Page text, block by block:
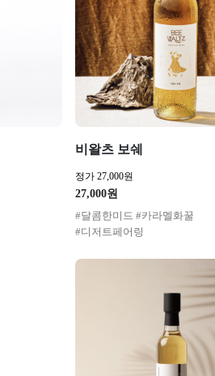
비왈츠 보쉐
정가 27,000원
27,000원
#달콤한미드 #카라멜화꿀
#디저트페어링